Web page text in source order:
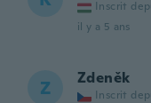
Inscrit
il y a 5 ans
Z Zdeněk
Inscrit